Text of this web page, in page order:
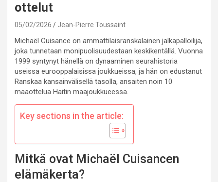
ottelut
05/02/2026 Jean-Pierre Toussaint
Michaël Cuisance on ammattilaisranskalainen jalkapalloilija,
joka tunnetaan monipuolisuudestaan keskikentällä. Vuonna
1999 syntynyt hänellä on dynaaminen seurahistoria
useissa eurooppalaisissa joukkueissa, ja hän on edustanut
Ranskaa kansainvälisellä tasolla, ansaiten noin 10
maaottelua Haitin maajoukkueessa.
Key sections in the article:
Mitkä ovat Michaël Cuisancen
elämäkerta?